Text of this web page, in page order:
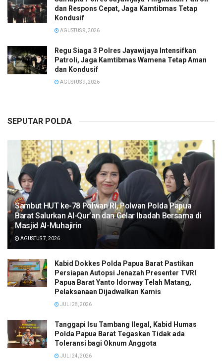
dan Respons Cepat, Jaga Kamtibmas Tetap
Kondusif
AGUSTUS 9, 2026
Regu Siaga 3 Polres Jayawijaya Intensifkan
Patroli, Jaga Kamtibmas Wamena Tetap Aman
dan Kondusif
AGUSTUS 9, 2026
SEPUTAR POLDA
Sambut HUT ke-78 Polwan RI, Polwan Polda Papua
Barat Salurkan Al-Qur’an dan Gelar Ibadah Bersama di
Masjid Al-Muhajirin
AGUSTUS 7, 2026
Kabid Dokkes Polda Papua Barat Pastikan
Persiapan Autopsi Jenazah Presenter TVRI
Papua Barat Yanto Idorway Telah Matang,
Pelaksanaan Dijadwalkan Kamis
JULI 28, 2026
Tanggapi Isu Tambang Ilegal, Kabid Humas
Polda Papua Barat Tegaskan Tidak ada
Toleransi bagi Oknum Anggota
JULI 24, 2026